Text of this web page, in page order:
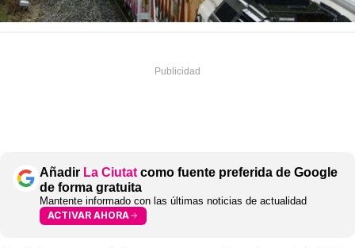
Añadir La Ciutat como fuente preferida de Google
de forma gratuita
Mantente informado con las últimas noticias de actualidad
ACTIVAR AHORA